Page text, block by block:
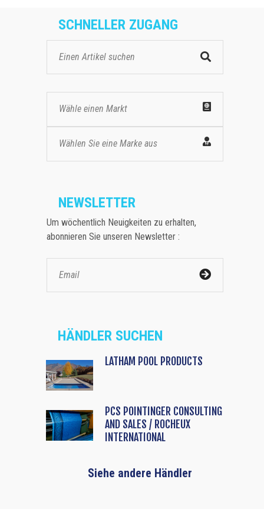
SCHNELLER ZUGANG
Wähle einen Markt
Wählen Sie eine Marke aus
NEWSLETTER
Um wöchentlich Neuigkeiten zu erhalten,
abonnieren Sie unseren Newsletter :
HÄNDLER SUCHEN
LATHAM POOL PRODUCTS
PCS POINTINGER CONSULTING
AND SALES / ROCHEUX
INTERNATIONAL
Siehe andere Händler